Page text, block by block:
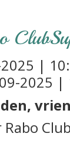
|
2025 |